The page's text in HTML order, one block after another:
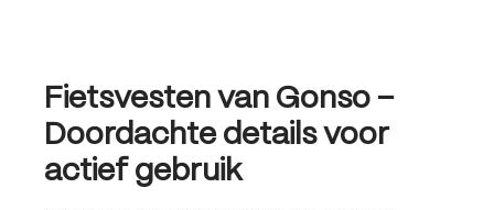
Fietsvesten van Gonso –
Doordachte details voor
actief gebruik